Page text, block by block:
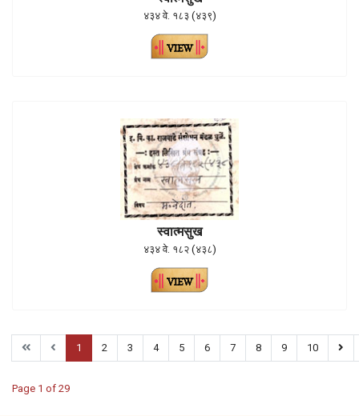
४३४ वे. १८३ (४३९)
स्वात्मसुख
४३४ वे. १८२ (४३८)
1 2 3 4 5 6 7 8 9 10
Page 1 of 29